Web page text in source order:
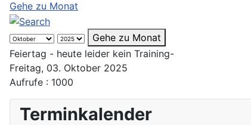
Gehe zu Monat
Gehe zu Monat
Feiertag - heute leider kein Training-
Freitag, 03. Oktober 2025
Aufrufe : 1000
Terminkalender